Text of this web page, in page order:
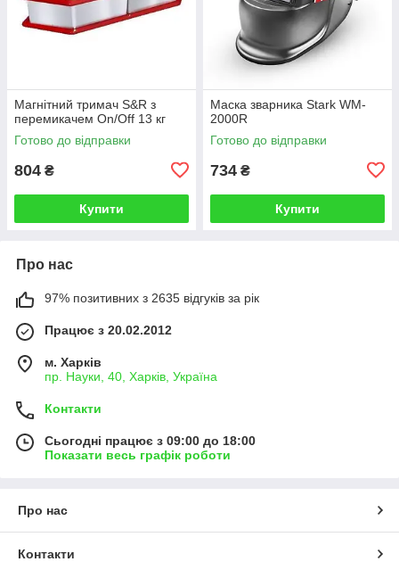
Магнітний тримач S&R з
перемикачем On/Off 13 кг
Готово до відправки
804 ₴
Купити
Маска зварника Stark WM-
2000R
Готово до відправки
734 ₴
Купити
Про нас
97% позитивних з 2635 відгуків за рік
Працює з 20.02.2012
м. Харків
пр. Науки, 40, Харків, Україна
Контакти
Сьогодні працює з 09:00 до 18:00
Показати весь графік роботи
Про нас
Контакти